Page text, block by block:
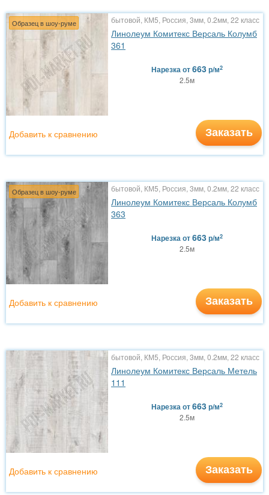
Образец в шоу-руме бытовой, КМ5, Россия, 3мм, 0.2мм, 22 класс
Линолеум Комитекс Версаль Колумб
361
Нарезкаот663р/м2
2.5м
Заказать
Добавить к сравнению
Образец в шоу-руме бытовой, КМ5, Россия, 3мм, 0.2мм, 22 класс
Линолеум Комитекс Версаль Колумб
363
Нарезкаот663р/м2
2.5м
Заказать
Добавить к сравнению
бытовой, КМ5, Россия, 3мм, 0.2мм, 22 класс
Линолеум Комитекс Версаль Метель
111
Нарезкаот663р/м2
2.5м
Заказать
Добавить к сравнению